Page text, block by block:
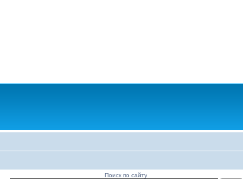
Поиск по сайту